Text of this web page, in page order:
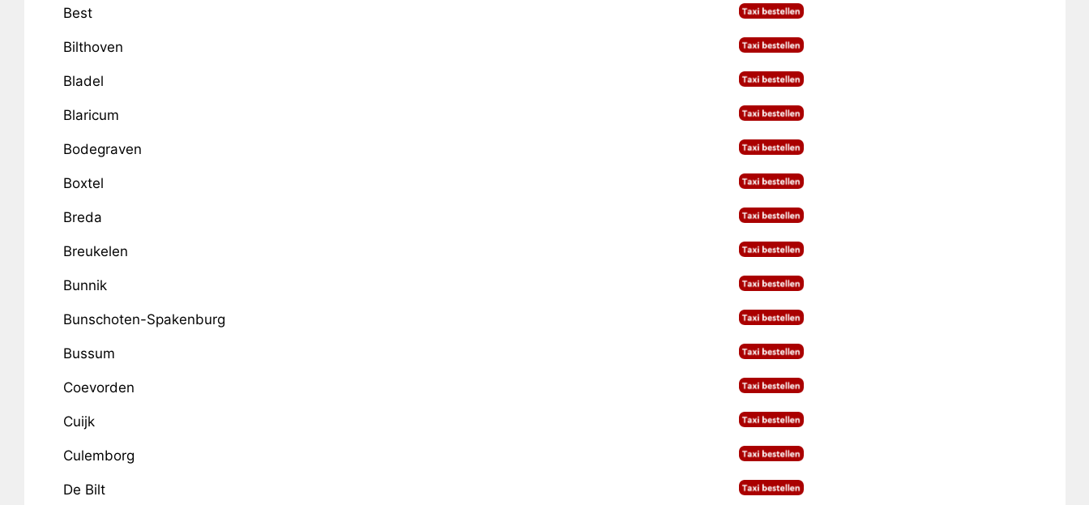
Best
Bilthoven
Bladel
Blaricum
Bodegraven
Boxtel
Breda
Breukelen
Bunnik
Bunschoten-Spakenburg
Bussum
Coevorden
Cuijk
Culemborg
De Bilt